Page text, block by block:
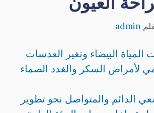
admin
المياة البيضاء وتغير العدسات
لأمراض السكر والغدد الصماء
الدائم والمتواصل نحو تطوير